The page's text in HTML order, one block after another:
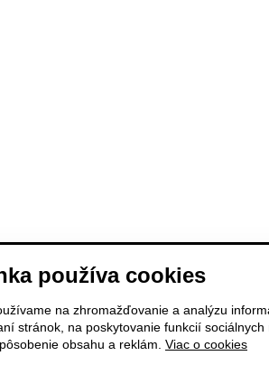
používa cookies
na zhromažďovanie a analýzu
stránok, na poskytovanie funkcií sociálnych
obsahu a reklám. Viac o cookies